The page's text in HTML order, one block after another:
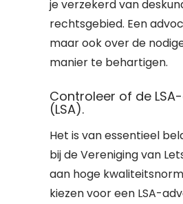
je verzekerd van
rechtsgebied. Een
maar ook over de
manier te behartigen.
Controleer of de
(LSA).
Het is van essentieel
bij de Vereniging van
aan hoge
kiezen voor een LSA-